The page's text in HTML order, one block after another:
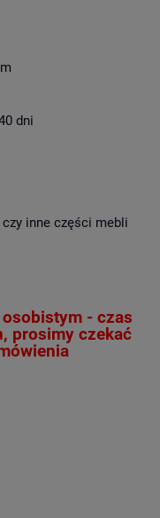
dni
inne części mebli
- czas
prosimy czekać